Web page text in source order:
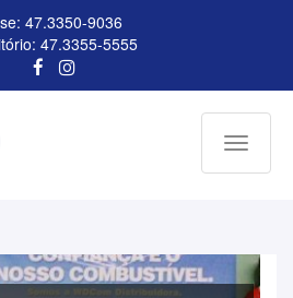
47.3350-9036
47.3355-5555
Toggle